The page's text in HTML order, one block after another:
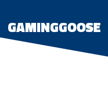
GAMINGGOOSE